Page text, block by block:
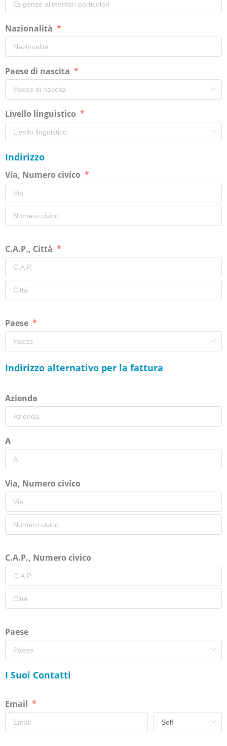
Nazionalità
Paese di nascita
Livello linguistico
Indirizzo
Via, Numero civico
C.A.P., Città
Paese
Indirizzo alternativo per la fattura
Azienda
A
Via, Numero civico
C.A.P., Numero civico
Paese
I Suoi Contatti
Email